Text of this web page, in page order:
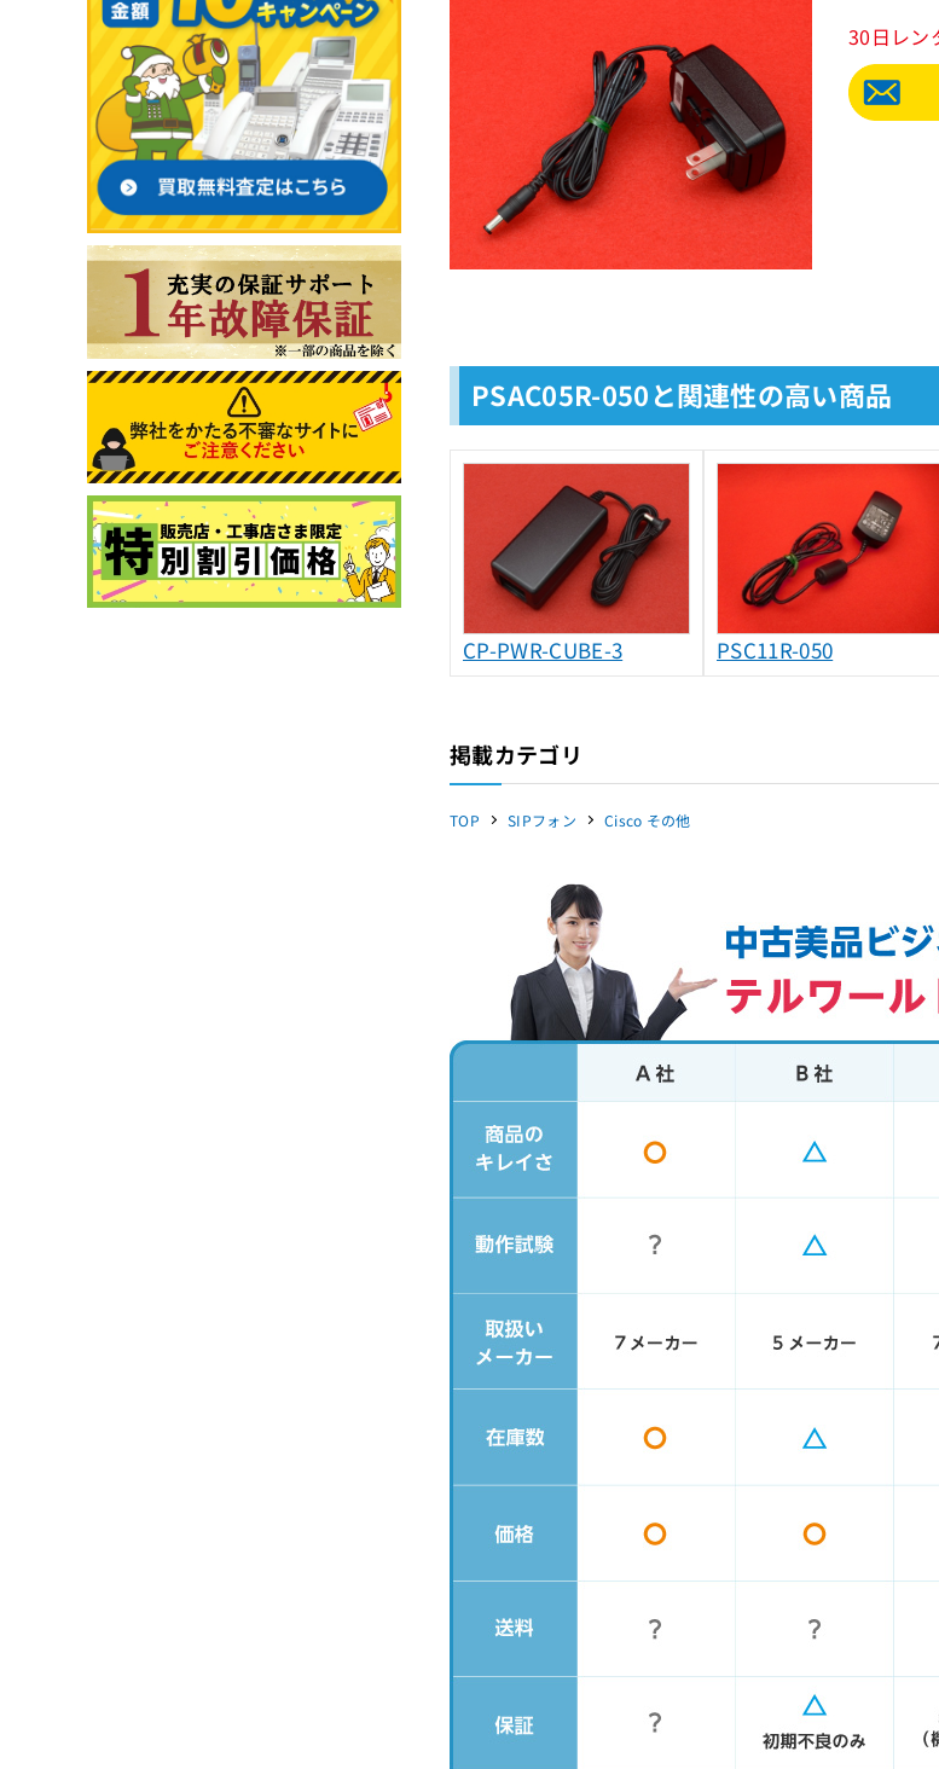
30日レ
PSAC05R-050と関連性の高い商品
CP-PWR-CUBE-3 PSC11R-050
掲載カテゴリ
TOP SIPフォン Cisco その他